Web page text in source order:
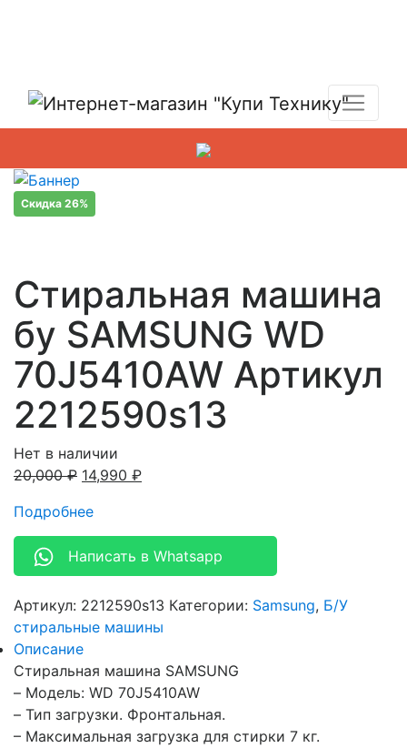
Скидка 26%
Стиральная машина
бу SAMSUNG WD
70J5410AW Артикул
2212590s13
Нет в наличии
20,000₽ 14,990 ₽
Подробнее
Написать в Whatsapp
Артикул: 2212590s13 Категории: Samsung, Б/У
стиральные машины
Описание
Стиральная машина SAMSUNG
– Модель: WD 70J5410AW
– Тип загрузки. Фронтальная.
– Максимальная загрузка для стирки 7 кг.